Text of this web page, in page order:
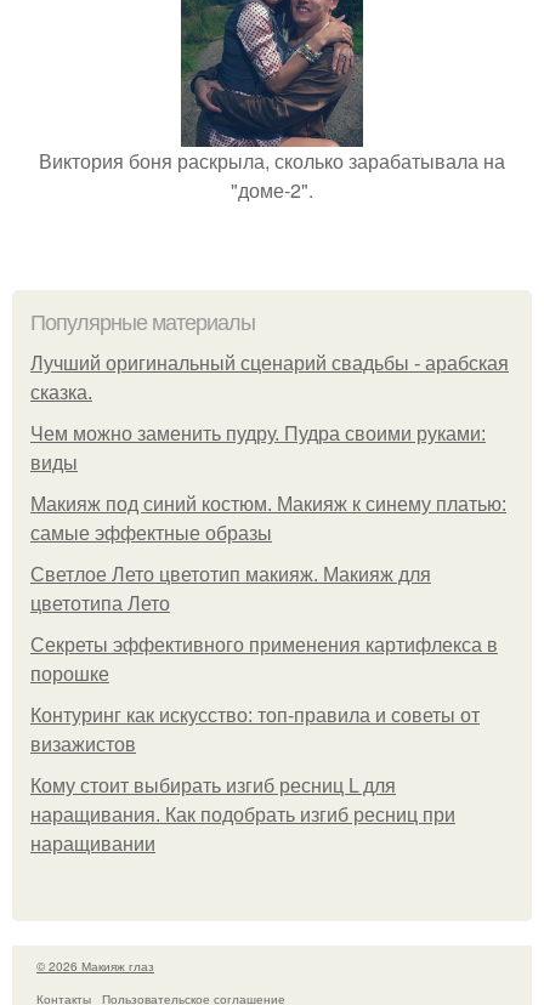
Виктория боня раскрыла, сколько зарабатывала на
"доме-2".
Популярные материалы
Лучший оригинальный сценарий свадьбы - арабская
сказка.
Чем можно заменить пудру. Пудра своими руками:
виды
Макияж под синий костюм. Макияж к синему платью:
самые эффектные образы
Светлое Лето цветотип макияж. Макияж для
цветотипа Лето
Секреты эффективного применения картифлекса в
порошке
Контуринг как искусство: топ-правила и советы от
визажистов
Кому стоит выбирать изгиб ресниц L для
наращивания. Как подобрать изгиб ресниц при
наращивании
© 2026 Макияж глаз
Контакты
Пользовательское соглашение